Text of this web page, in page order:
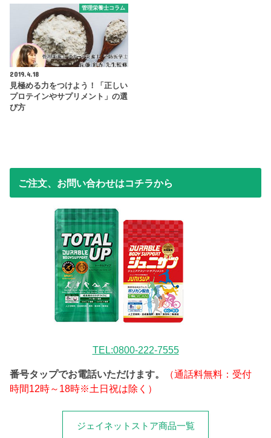
管理栄養士コラム
2019.4.18
見極める力をつけよう！「正しい
プロテインやサプリメント」の選
び方
ご注文、お問い合わせはコチラから
TEL:0800-222-7555
番号タップでお電話いただけます。
（通話料無料：受付
時間12時～18時※土日祝は除く）
ジェイネットストア商品一覧